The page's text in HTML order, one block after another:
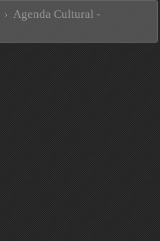
Agenda Cultural -